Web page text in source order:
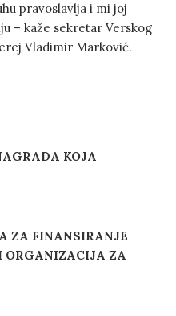
pravoslavlja i mi joj
– kaže sekretar Verskog
Vladimir Marković.
KOJA
ZA FINANSIRANJE
ORGANIZACIJA ZA